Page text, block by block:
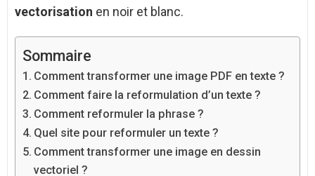
vectorisation en noir et blanc.
Sommaire
Comment transformer une image PDF en texte ?
Comment faire la reformulation d’un texte ?
Comment reformuler la phrase ?
Quel site pour reformuler un texte ?
Comment transformer une image en dessin
vectoriel ?